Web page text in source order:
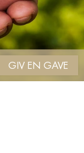
GIV EN GAVE